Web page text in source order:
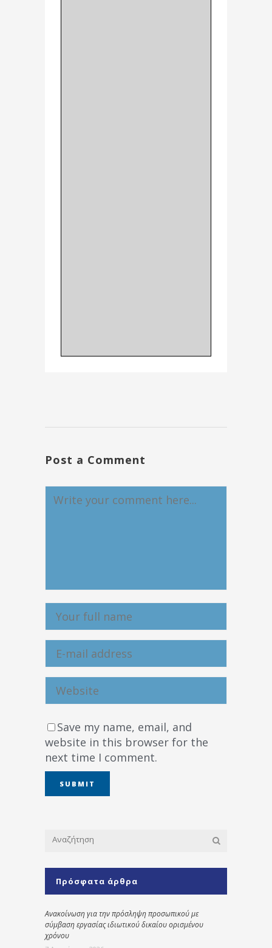
Post a Comment
Save my name, email, and
website in this browser for the
next time I comment.
Πρόσφατα άρθρα
Ανακοίνωση για την πρόσληψη προσωπικού με
σύμβαση εργασίας ιδιωτικού δικαίου ορισμένου
χρόνου